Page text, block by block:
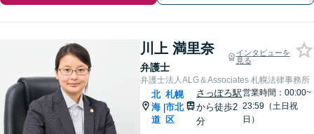
川上 満里奈
弁護士
インタビューを
見る
弁護士法人ALG＆Associates 札幌法律事務所
北
海
道
|
札幌
市北
区
さっぽろ駅
から徒歩2
分
営業時間：00:00~
23:59（土日祝
日）